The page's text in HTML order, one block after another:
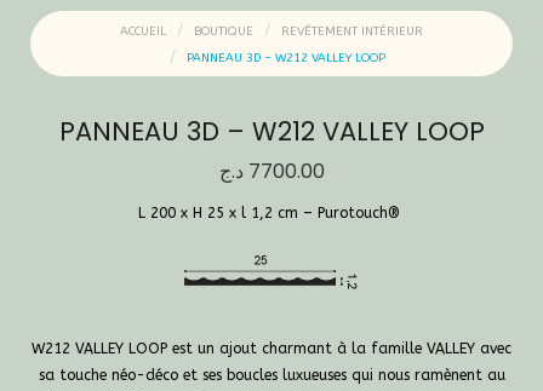
ACCUEIL BOUTIQUE
REVÊTEMENT INTÉRIEUR
PANNEAU 3D – W212 VALLEY LOOP
PANNEAU 3D – W212 VALLEY LOOP
7700.00 د.ج
L 200 x H 25 x l 1,2 cm – Purotouch® ‎
W212 VALLEY LOOP est un ajout charmant à la famille VALLEY avec
sa touche néo-déco et ses boucles luxueuses qui nous ramènent au